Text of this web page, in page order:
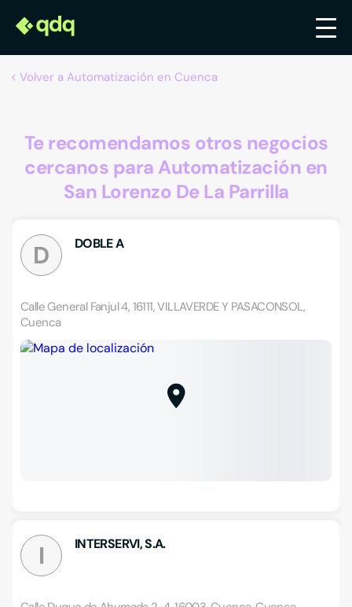
Volver a Automatización en Cuenca
Te recomendamos otros negocios
cercanos para Automatización en
San Lorenzo De La Parrilla
D DOBLE A
Calle General Fanjul 4, 16111, VILLAVERDE Y PASACONSOL,
Cuenca
I INTERSERVI, S.A.